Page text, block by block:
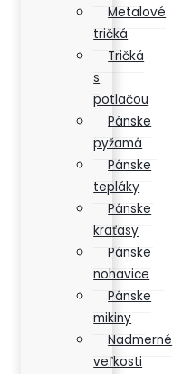
Metalové
tričká
Tričká
s
potlačou
Pánske
pyžamá
Pánske
tepláky
Pánske
kraťasy
Pánske
nohavice
Pánske
mikiny
Nadmerné
veľkosti